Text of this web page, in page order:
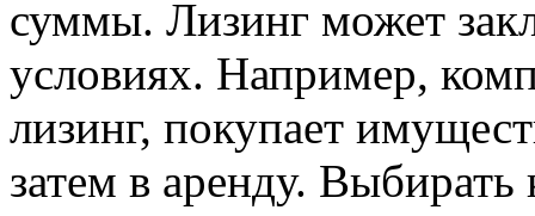
суммы. Лизинг может
условиях. Например,
лизинг, покупает
затем в аренду.